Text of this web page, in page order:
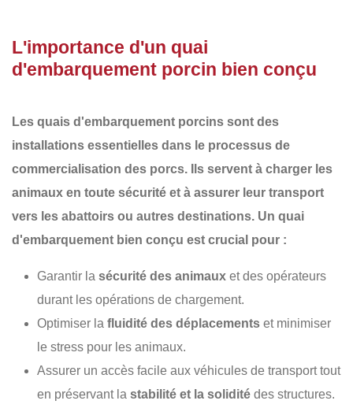
L'importance d'un quai
d'embarquement porcin bien conçu
Les quais d'embarquement porcins sont des
installations essentielles dans le processus de
commercialisation des porcs. Ils servent à charger les
animaux en toute sécurité et à assurer leur transport
vers les abattoirs ou autres destinations. Un quai
d'embarquement bien conçu est crucial pour :
Garantir la sécurité des animaux et des opérateurs
durant les opérations de chargement.
Optimiser la fluidité des déplacements et minimiser
le stress pour les animaux.
Assurer un accès facile aux véhicules de transport tout
en préservant la stabilité et la solidité des structures.